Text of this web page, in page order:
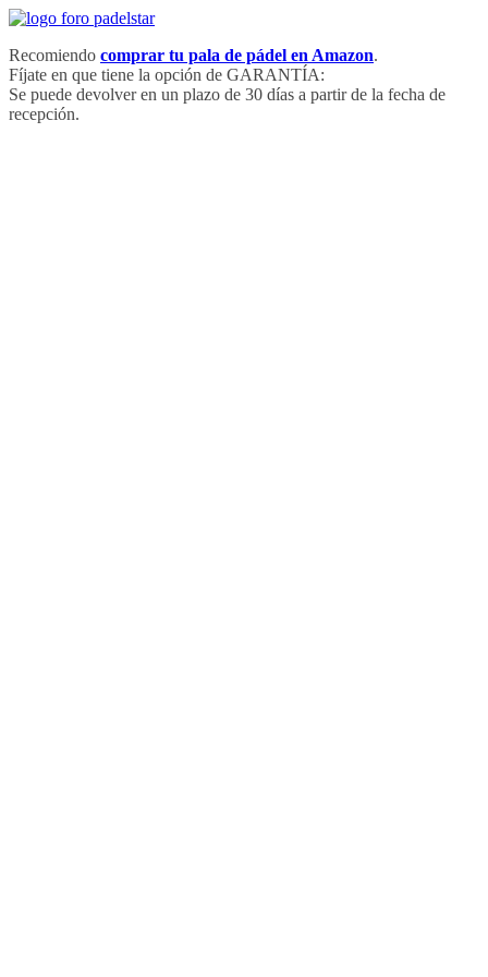
Saltar
contenido
Recomiendo comprar tu pala de pádel en Amazon.
Fíjate en que tiene la opción de GARANTÍA:
Se puede devolver en un plazo de 30 días a partir de la fecha de
recepción.